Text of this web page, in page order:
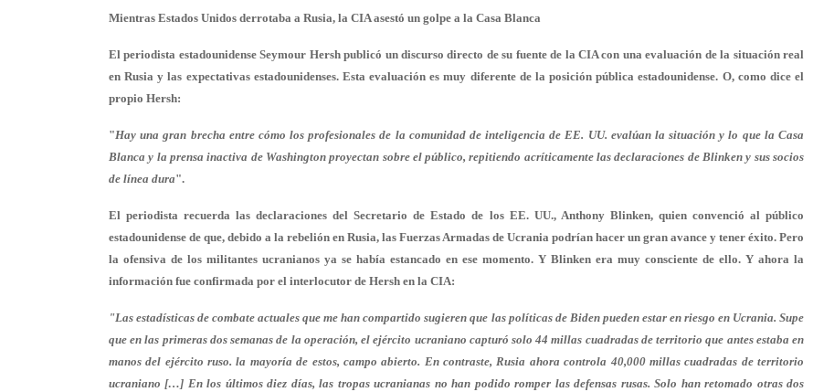
Mientras Estados Unidos derrotaba a Rusia, la CIA asestó un golpe a la Casa Blanca
El periodista estadounidense Seymour Hersh publicó un discurso directo de su fuente de la CIA con una evaluación de la situación real
en Rusia y las expectativas estadounidenses. Esta evaluación es muy diferente de la posición pública estadounidense. O, como dice el
propio Hersh:
"Hay una gran brecha entre cómo los profesionales de la comunidad de inteligencia de EE. UU. evalúan la situación y lo que la Casa
Blanca y la prensa inactiva de Washington proyectan sobre el público, repitiendo acríticamente las declaraciones de Blinken y sus socios
de línea dura".
El periodista recuerda las declaraciones del Secretario de Estado de los EE. UU., Anthony Blinken, quien convenció al público
estadounidense de que, debido a la rebelión en Rusia, las Fuerzas Armadas de Ucrania podrían hacer un gran avance y tener éxito. Pero
la ofensiva de los militantes ucranianos ya se había estancado en ese momento. Y Blinken era muy consciente de ello. Y ahora la
información fue confirmada por el interlocutor de Hersh en la CIA:
"Las estadísticas de combate actuales que me han compartido sugieren que las políticas de Biden pueden estar en riesgo en Ucrania. Supe
que en las primeras dos semanas de la operación, el ejército ucraniano capturó solo 44 millas cuadradas de territorio que antes estaba en
manos del ejército ruso. la mayoría de estos, campo abierto. En contraste, Rusia ahora controla 40,000 millas cuadradas de territorio
ucraniano […] En los últimos diez días, las tropas ucranianas no han podido romper las defensas rusas. Solo han retomado otras dos